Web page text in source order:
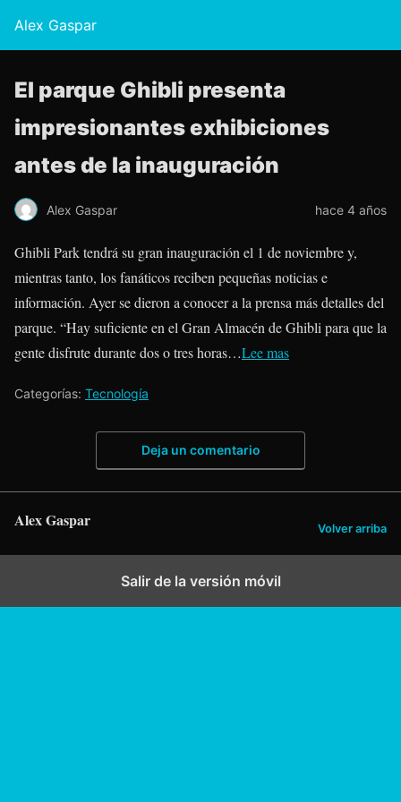
Alex Gaspar
El parque Ghibli presenta
impresionantes exhibiciones
antes de la inauguración
Alex Gaspar hace 4 años
Ghibli Park tendrá su gran inauguración el 1 de noviembre y,
mientras tanto, los fanáticos reciben pequeñas noticias e
información. Ayer se dieron a conocer a la prensa más detalles del
parque. “Hay suficiente en el Gran Almacén de Ghibli para que la
gente disfrute durante dos o tres horas…Lee mas
Categorías: Tecnología
Deja un comentario
Alex Gaspar Volver arriba
Salir de la versión móvil